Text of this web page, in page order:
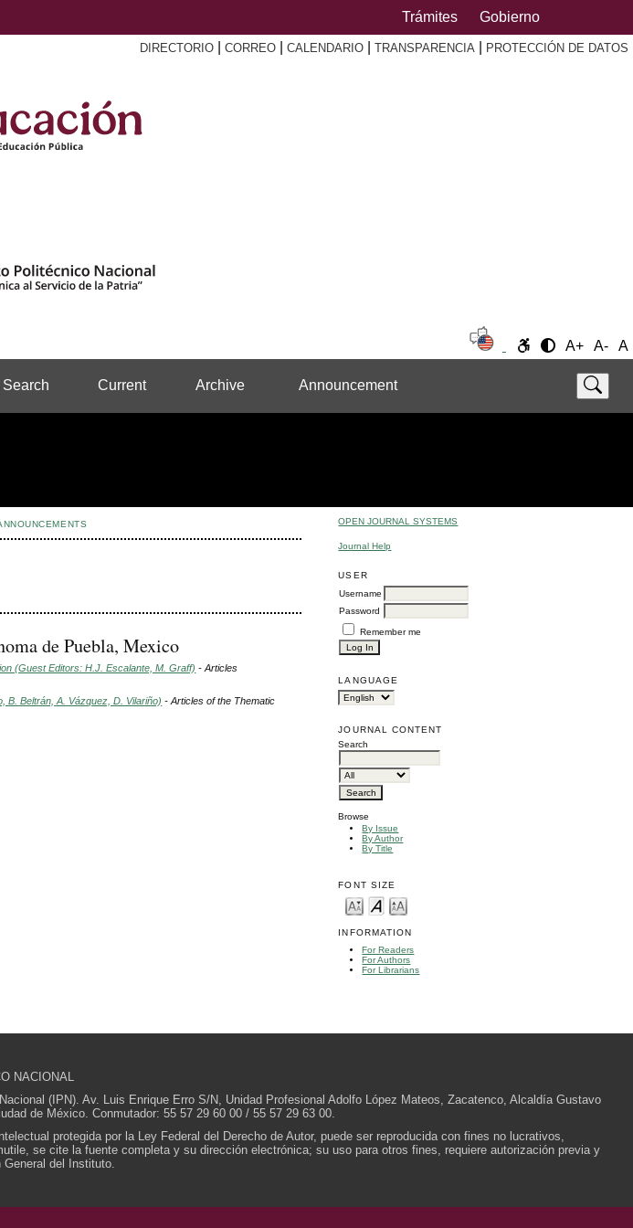
Trámites Gobierno
DIRECTORIO CORREO CALENDARIO TRANSPARENCIA PROTECCIÓN DE DATOS
A+ A- A
Search Current Archive Announcement
OPEN JOURNAL SYSTEMS
Journal Help
USER
Username
Password
Remember me
LANGUAGE
JOURNAL CONTENT
Search
Browse
By Issue
By Author
By Title
FONT SIZE
INFORMATION
For Readers
For Authors
For Librarians
de Puebla, Mexico
(Guest Editors: H.J. Escalante, M. Graff) - Articles
B. Beltrán, A. Vázquez, D. Vilariño) - Articles of the Thematic
NACIONAL
(IPN). Av. Luis Enrique Erro S/N, Unidad Profesional Adolfo López Mateos, Zacatenco, Alcaldía Gustavo
de México. Conmutador: 55 57 29 60 00 / 55 57 29 63 00.
protegida por la Ley Federal del Derecho de Autor, puede ser reproducida con fines no lucrativos,
se cite la fuente completa y su dirección electrónica; su uso para otros fines, requiere autorización previa y
del Instituto.